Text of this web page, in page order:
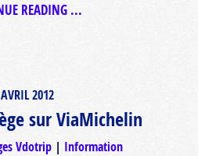
READING ...
AVRIL2012
sur ViaMichelin
Vdotrip Information